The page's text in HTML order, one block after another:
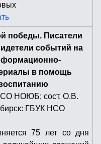
победы. Писатели
событий на
в помощь
НОЮБ; сост. О.В.
ГБУК НСО
75 лет со дня